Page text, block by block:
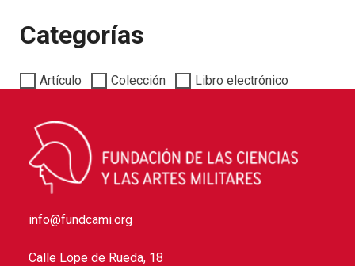
Categorías
Artículo Colección Libro electrónico
info@fundcami.org
Calle Lope de Rueda, 18